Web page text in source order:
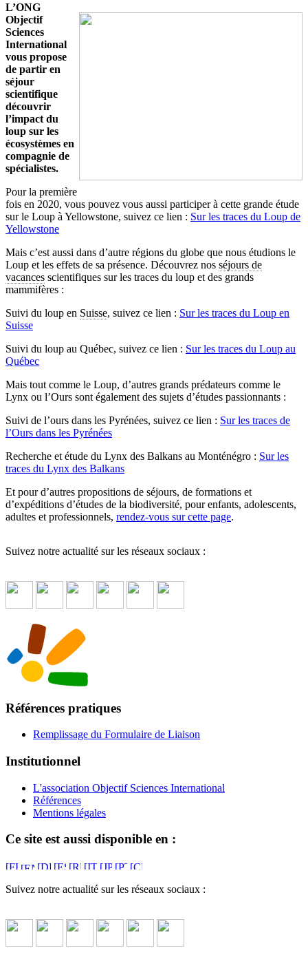
L’ONG
Objectif
Sciences
International
vous propose
de partir en
séjour
scientifique
découvrir
l’impact du
loup sur les
écosystèmes en
compagnie de
spécialistes.
Pour la première
fois en 2020, vous pouvez vous aussi participer à cette grande étude
sur le Loup à Yellowstone, suivez ce lien : Sur les traces du Loup de
Yellowstone
Mais c’est aussi dans d’autre régions du globe que nous étudions le
Loup et les effets de sa présence. Découvrez nos séjours de
vacances scientifiques sur les traces du loup et des grands
mammifères :
Suivi du loup en Suisse, suivez ce lien : Sur les traces du Loup en
Suisse
Suivi du loup au Québec, suivez ce lien : Sur les traces du Loup au
Québec
Mais tout comme le Loup, d’autres grands prédateurs comme le
Lynx ou l’Ours sont également des sujets d’études passionnants :
Suivi de l’ours dans les Pyrénées, suivez ce lien : Sur les traces de
l’Ours dans les Pyrénées
Recherche et étude du Lynx des Balkans au Monténégro : Sur les
traces du Lynx des Balkans
Et pour d’autres propositions de séjours, de formations et
d’expéditions d’études de la biodiversité, pour enfants, adolescents,
adultes et professionnels, rendez-vous sur cette page.
Suivez notre actualité sur les réseaux sociaux :
Références pratiques
Remplissage du Formulaire de Liaison
Institutionnel
L'association Objectif Sciences International
Références
Mentions légales
Ce site est aussi disponible en :
Suivez notre actualité sur les réseaux sociaux :